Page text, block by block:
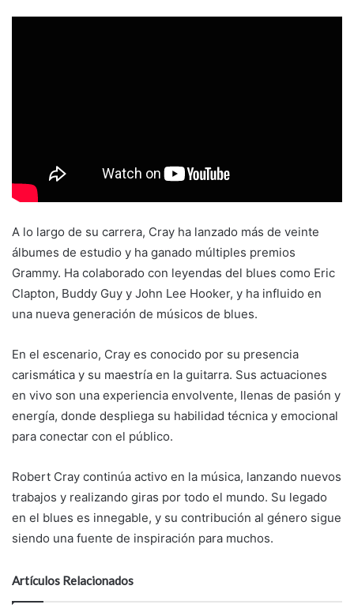
A lo largo de su carrera, Cray ha lanzado más de veinte
álbumes de estudio y ha ganado múltiples premios
Grammy. Ha colaborado con leyendas del blues como Eric
Clapton, Buddy Guy y John Lee Hooker, y ha influido en
una nueva generación de músicos de blues.
En el escenario, Cray es conocido por su presencia
carismática y su maestría en la guitarra. Sus actuaciones
en vivo son una experiencia envolvente, llenas de pasión y
energía, donde despliega su habilidad técnica y emocional
para conectar con el público.
Robert Cray continúa activo en la música, lanzando nuevos
trabajos y realizando giras por todo el mundo. Su legado
en el blues es innegable, y su contribución al género sigue
siendo una fuente de inspiración para muchos.
Artículos Relacionados